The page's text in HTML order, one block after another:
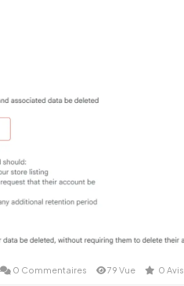
0 Commentaires 79 Vue 0 Avis